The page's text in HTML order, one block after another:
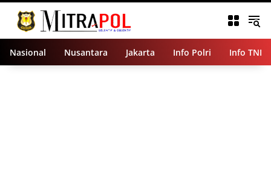
Nasional Nusantara Jakarta Info Polri Info TNI